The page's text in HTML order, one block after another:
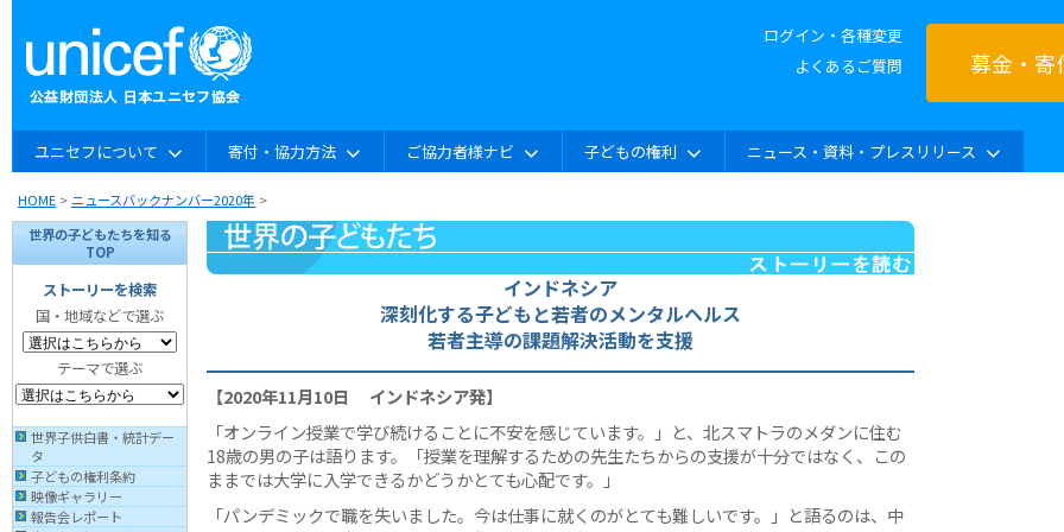
ログイン・各種変更
よくあるご質問
募金・寄
ユニセフについて 寄付・協力方法 ご協力者様ナビ 子どもの権利 ニュース・資料・プレスリリース
HOME > ニュースバックナンバー2020年 >
世界の子どもたちを知る
TOP
ストーリーを検索
国・地域などで選ぶ
テーマで選ぶ
世界子供白書・統計デー
タ
子どもの権利条約
映像ギャラリー
報告会レポート
インドネシア
深刻化する子どもと若者のメンタルヘルス
若者主導の課題解決活動を支援
【2020年11月10日 インドネシア発】
「オンライン授業で学び続けることに不安を感じています。」と、北スマトラのメダンに住む
18歳の男の子は語ります。「授業を理解するための先生たちからの支援が十分ではなく、この
ままでは大学に入学できるかどうかとても心配です。」
「パンデミックで職を失いました。今は仕事に就くのがとても難しいです。」と語るのは、中